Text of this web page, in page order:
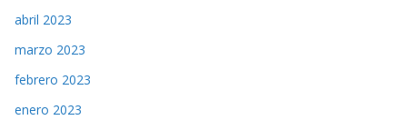
abril 2023
marzo 2023
febrero 2023
enero 2023